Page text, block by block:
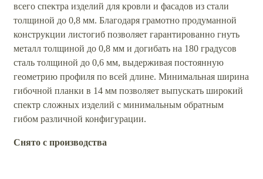
всего спектра изделий для кровли и фасадов из стали
толщиной до 0,8 мм. Благодаря грамотно продуманной
конструкции листогиб позволяет гарантированно гнуть
металл толщиной до 0,8 мм и догибать на 180 градусов
сталь толщиной до 0,6 мм, выдерживая постоянную
геометрию профиля по всей длине. Минимальная ширина
гибочной планки в 14 мм позволяет выпускать широкий
спектр сложных изделий с минимальным обратным
гибом различной конфигурации.
Снято с производства